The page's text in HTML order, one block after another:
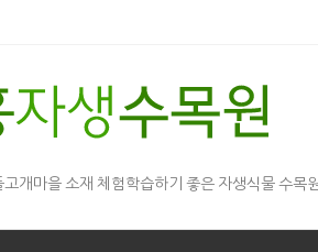
개마을 소재 체험학습하기 좋은 자생식물 수목